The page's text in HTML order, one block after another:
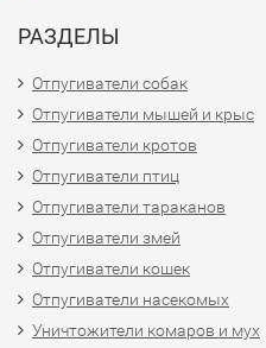
РАЗДЕЛЫ
Отпугиватели собак
Отпугиватели мышей и крыс
Отпугиватели кротов
Отпугиватели птиц
Отпугиватели тараканов
Отпугиватели змей
Отпугиватели кошек
Отпугиватели насекомых
Уничтожители комаров и мух